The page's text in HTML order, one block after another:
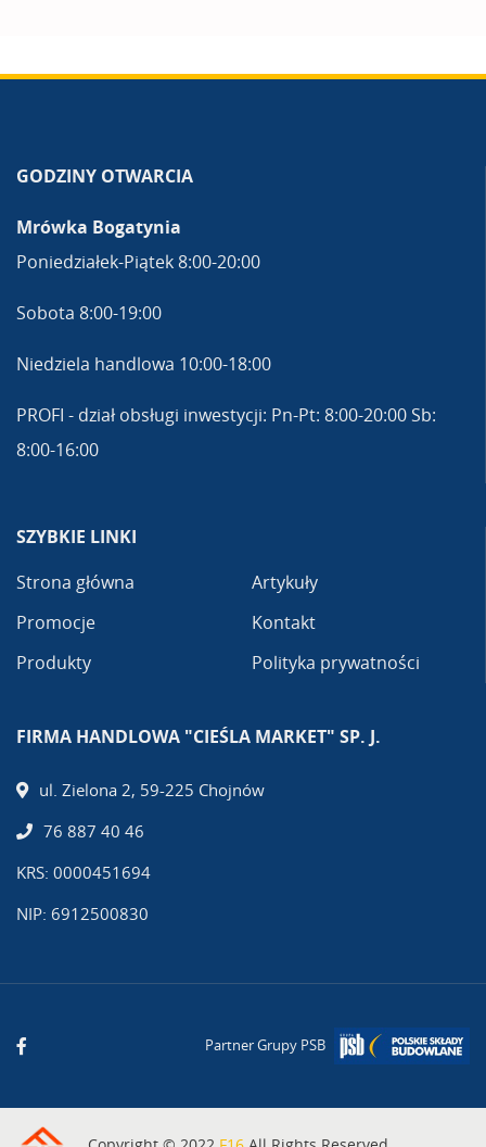
GODZINY OTWARCIA
Mrówka Bogatynia
Poniedziałek-Piątek 8:00-20:00
Sobota 8:00-19:00
Niedziela handlowa 10:00-18:00
PROFI - dział obsługi inwestycji: Pn-Pt: 8:00-20:00 Sb:
8:00-16:00
SZYBKIE LINKI
Strona główna
Promocje
Produkty
Artykuły
Kontakt
Polityka prywatności
FIRMA HANDLOWA "CIEŚLA MARKET" SP. J.
ul. Zielona 2, 59-225 Chojnów
76 887 40 46
KRS: 0000451694
NIP: 6912500830
Partner Grupy PSB